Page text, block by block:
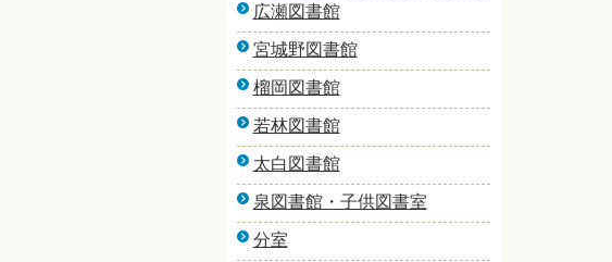
広瀬図書館
宮城野図書館
榴岡図書館
若林図書館
太白図書館
泉図書館・子供図書室
分室